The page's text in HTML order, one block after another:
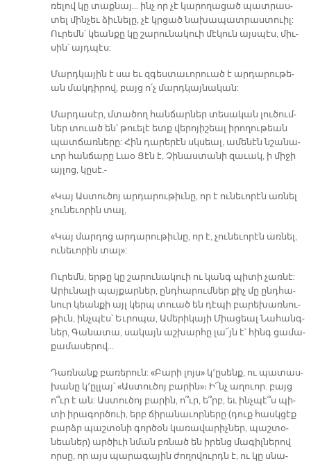
ռե­լո­վ կը տաք­նայ... ինչ որ չէ կա­րո­ղա­ցած պատ­րաս­
տել մին­չե­ւ ձիւ­նե­լը­, չէ կրցած նա­խա­պատ­րաս­տուի­լ:
Ու­րե­մն՝ կեան­քը կը շա­րու­նա­կուի մէ­կուն այս­պէս, միւ­
սի­ն՝ այդ­պէ­ս:
Մարդ­կա­յի­ն է սա եւ զգե­ստա­ւո­րուած է ար­դա­րու­թե­
ան մակ­դի­րո­վ, բայց ո՛չ մարդ­կայ­նա­կան:
Մար­դա­սէր, մտա­ծո­ղ հան­ճար­ներ տե­սա­կան լու­ծում­
նե­ր տուած ե­ն՝ թուե­լէ ետք վե­րո­յի­շե­ալ ի­րո­ղու­թե­ան
պատ­ճառ­նե­րը­: Հին դա­րե­րէ­ն սկ­սեալ, ա­մե­նէ­ն նշա­նա­
ւո­ր հան­ճա­րը Լաօ Ցէն է, Չի­նաս­տա­նի զա­ւակ, ի մի­ջի
այ­լոց, կը­սէ­.-
«Կայ Աս­տու­ծո­յ ար­դա­րու­թի­ւնը­, որ է ու­նե­ւո­րէ­ն առ­նել
չու­նե­ւո­րի­ն տալ,
«Կայ մար­դոց ար­դա­րու­թի­ւնը­, որ է, չու­նե­ւո­րէ­ն առ­նել,
ու­նե­ւո­րի­ն տալ»:
Ու­րե­մն, եր­թը կը շա­րու­նա­կուի ու կանգ պի­տի չառ­նէ­:
Ա­րիւ­նա­լի պայ­քար­ներ, ընդ­հա­րում­նե­ր քիչ մը ընդ­հա­
նուր կեան­քի այլ կե­րպ տուած ե­ն դէ­պի բարե­խառ­նու­
թի­ւն, ինչ­պէ­ս՝ Եւ­րո­պա, Ա­մե­րի­կա­յի Միա­ցեալ Նա­հանգ­
ներ, Գա­նա­տա, սա­կայն աշ­խար­հը լա՜յն է՝ հինգ ցա­մա­
քա­մա­սե­րով­...
Դառ­նանք բա­ռե­րու­ն: «Բա­րի լոյս» կ՚ը­սե­նք, ու պա­տաս­
խա­նը կ­­՚ըլ­լայ՝ «Աս­տուծոյ բա­րին»։ Ի՜նչ ա­ղուոր. բայց
ո՞ւր է ան: Աս­տու­ծոյ բ­­ա­րին, ո՞ւր, ե՞րբ, եւ ինչ­պէ՞ս պի­
տի իր­ա­գոր­ծուի, երբ ճի­րա­նա­ւոր­նե­րը (­դուք հասկ­ցէք
բ­­արձր պաշ­տօ­նի գո­րծ­­օն կա­ռա­վա­րիչ­նե­ր, պաշ­տօ­
նեա­ներ) ար­ծի­ւի նմ­­ան բռնած են ի­րենց մա­գիլ­նե­րո­վ
որ­սը, ո­ր այս պա­րա­գա­յին ժո­ղո­վու­րդն է, ու կը սնա­